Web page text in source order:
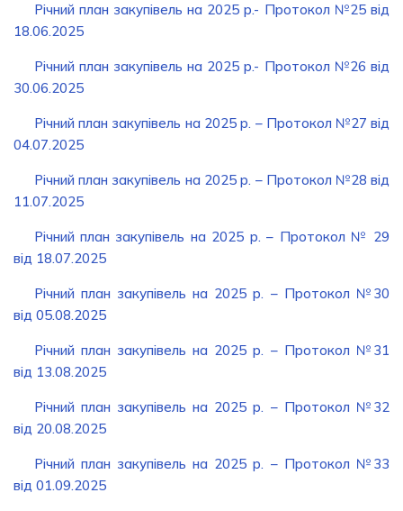
Річний план закупівель на 2025 р.- Протокол №25 від
18.06.2025
Річний план закупівель на 2025 р.- Протокол №26 від
30.06.2025
Річний план закупівель на 2025 р. – Протокол №27 від
04.07.2025
Річний план закупівель на 2025 р. – Протокол №28 від
11.07.2025
Річний план закупівель на 2025 р. – Протокол № 29
від 18.07.2025
Річний план закупівель на 2025 р. – Протокол №30
від 05.08.2025
Річний план закупівель на 2025 р. – Протокол №31
від 13.08.2025
Річний план закупівель на 2025 р. – Протокол №32
від 20.08.2025
Річний план закупівель на 2025 р. – Протокол №33
від 01.09.2025